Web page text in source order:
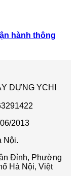
hành thông
DỰNG YCHI
2013
Nội.
Đỉnh, Phường
Hà Nội, Việt